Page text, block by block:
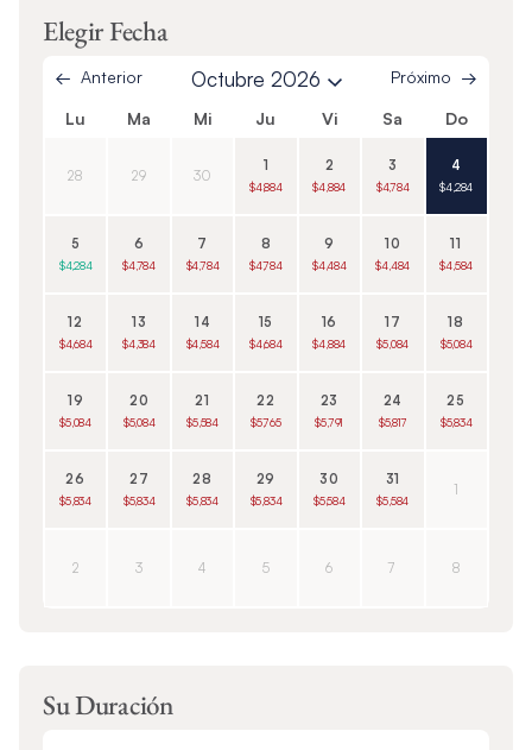
Elegir Fecha
Anterior Octubre 2026 Próximo
Lu Ma Mi Ju Vi Sa Do
28 29 30
1
$4,884
2
$4,884
3
$4,784
4
$4,284
5
$4,284
6
$4,784
7
$4,784
8
$4,784
9
$4,484
10
$4,484
11
$4,584
12
$4,684
13
$4,384
14
$4,584
15
$4,684
16
$4,884
17
$5,084
18
$5,084
19
$5,084
20
$5,084
21
$5,584
22
$5,765
23
$5,791
24
$5,817
25
$5,834
26
$5,834
27
$5,834
28
$5,834
29
$5,834
30
$5,584
31
$5,584
1
2 3 4 5 6 7 8
Su Duración